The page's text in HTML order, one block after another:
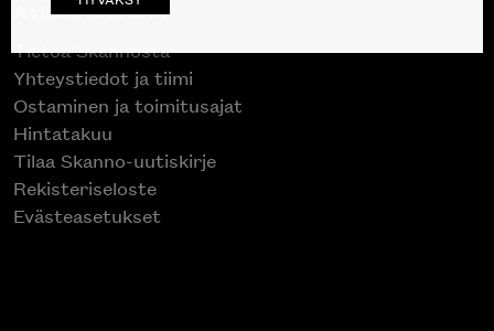
Asiakaspalvelu
Tietoa Skannosta
Yhteystiedot ja tiimi
Ostaminen ja toimitusajat
Hintatakuu
Tilaa Skanno-uutiskirje
Rekisteriseloste
Evästeasetukset